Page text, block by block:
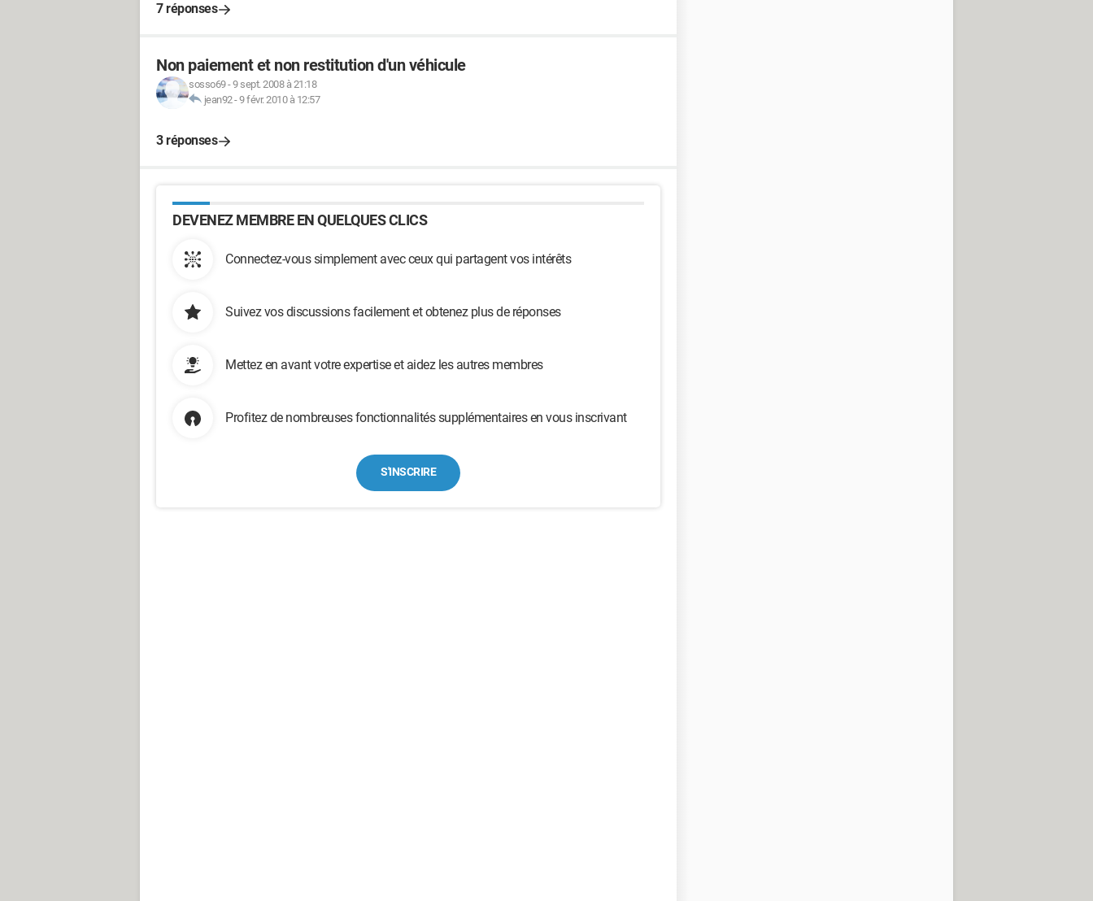
7 réponses
Non paiement et non restitution d'un véhicule
sosso69-9 sept. 2008 à 21:18
jean92-9 févr. 2010 à 12:57
3 réponses
DEVENEZ MEMBRE EN QUELQUES CLICS
Connectez-vous simplement avec ceux qui partagent vos intérêts
Suivez vos discussions facilement et obtenez plus de réponses
Mettez en avant votre expertise et aidez les autres membres
Profitez de nombreuses fonctionnalités supplémentaires en vous inscrivant
S'INSCRIRE